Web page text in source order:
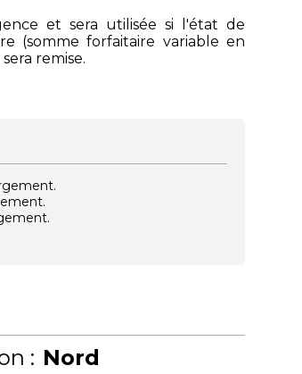
et sera utilisée si l'état de
(somme forfaitaire variable en
remise.
: Nord